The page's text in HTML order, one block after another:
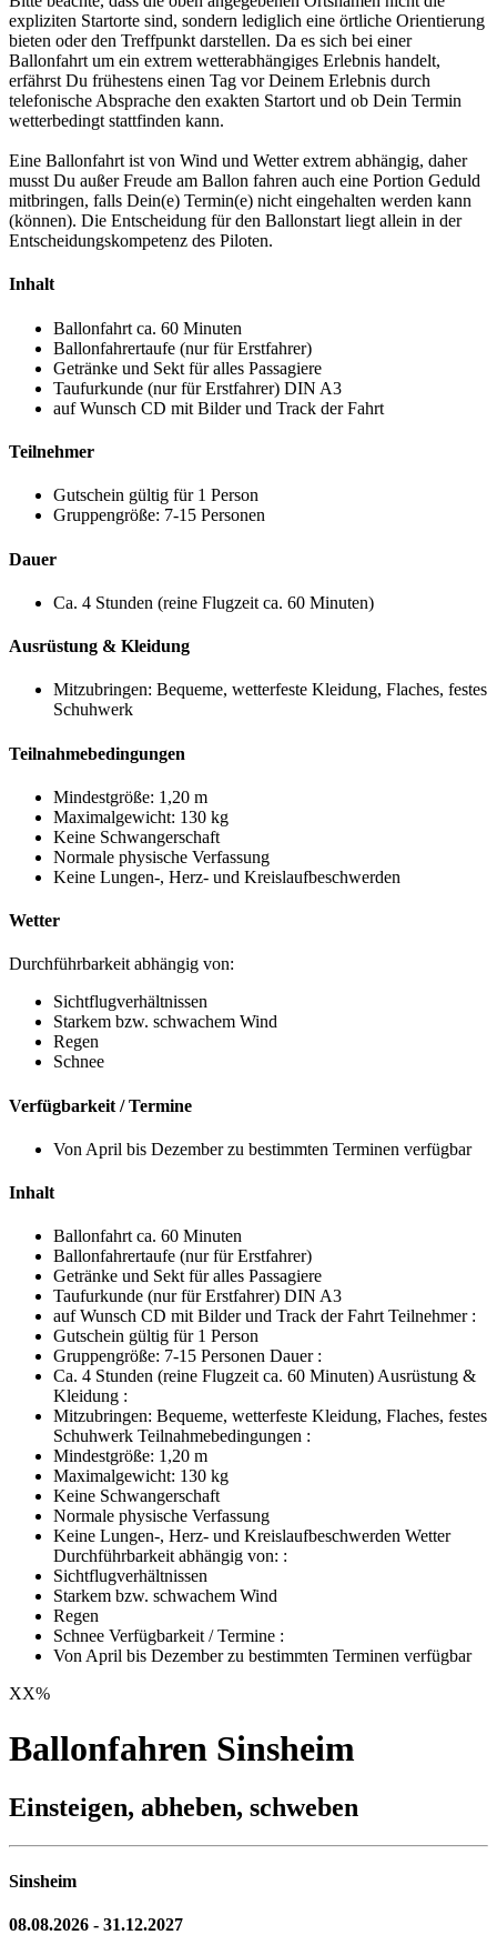
expliziten Startorte sind, sondern lediglich eine örtliche Orientierung
bieten oder den Treffpunkt darstellen. Da es sich bei einer
Ballonfahrt um ein extrem wetterabhängiges Erlebnis handelt,
erfährst Du frühestens einen Tag vor Deinem Erlebnis durch
telefonische Absprache den exakten Startort und ob Dein Termin
wetterbedingt stattfinden kann.
Eine Ballonfahrt ist von Wind und Wetter extrem abhängig, daher
musst Du außer Freude am Ballon fahren auch eine Portion Geduld
mitbringen, falls Dein(e) Termin(e) nicht eingehalten werden kann
(können). Die Entscheidung für den Ballonstart liegt allein in der
Entscheidungskompetenz des Piloten.
Inhalt
Ballonfahrt ca. 60 Minuten
Ballonfahrertaufe (nur für Erstfahrer)
Getränke und Sekt für alles Passagiere
Taufurkunde (nur für Erstfahrer) DIN A3
auf Wunsch CD mit Bilder und Track der Fahrt
Teilnehmer
Gutschein gültig für 1 Person
Gruppengröße: 7-15 Personen
Dauer
Ca. 4 Stunden (reine Flugzeit ca. 60 Minuten)
Ausrüstung & Kleidung
Mitzubringen: Bequeme, wetterfeste Kleidung, Flaches, festes
Schuhwerk
Teilnahmebedingungen
Mindestgröße: 1,20 m
Maximalgewicht: 130 kg
Keine Schwangerschaft
Normale physische Verfassung
Keine Lungen-, Herz- und Kreislaufbeschwerden
Wetter
Durchführbarkeit abhängig von:
Sichtflugverhältnissen
Starkem bzw. schwachem Wind
Regen
Schnee
Verfügbarkeit / Termine
Von April bis Dezember zu bestimmten Terminen verfügbar
Inhalt
Ballonfahrt ca. 60 Minuten
Ballonfahrertaufe (nur für Erstfahrer)
Getränke und Sekt für alles Passagiere
Taufurkunde (nur für Erstfahrer) DIN A3
auf Wunsch CD mit Bilder und Track der Fahrt Teilnehmer :
Gutschein gültig für 1 Person
Gruppengröße: 7-15 Personen Dauer :
Ca. 4 Stunden (reine Flugzeit ca. 60 Minuten) Ausrüstung &
Kleidung :
Mitzubringen: Bequeme, wetterfeste Kleidung, Flaches, festes
Schuhwerk Teilnahmebedingungen :
Mindestgröße: 1,20 m
Maximalgewicht: 130 kg
Keine Schwangerschaft
Normale physische Verfassung
Keine Lungen-, Herz- und Kreislaufbeschwerden Wetter
Durchführbarkeit abhängig von: :
Sichtflugverhältnissen
Starkem bzw. schwachem Wind
Regen
Schnee Verfügbarkeit / Termine :
Von April bis Dezember zu bestimmten Terminen verfügbar
XX%
Ballonfahren Sinsheim
Einsteigen, abheben, schweben
Sinsheim
08.08.2026 - 31.12.2027